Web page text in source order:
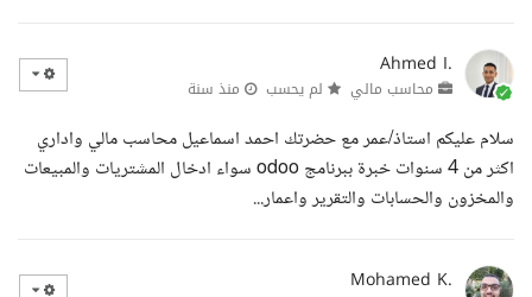
Ahmed I.
محاسب مالي لم يحسب منذ سنة
سلام عليكم استاذ/عمر مع حضرتك احمد اسماعيل محاسب مالي واداري
اكثر من 4 سنوات خبرة ببرنامج odoo سواء ادخال المشتريات والمبيعات
والمخزون والحسابات والتقرير واعمار...
Mohamed K.